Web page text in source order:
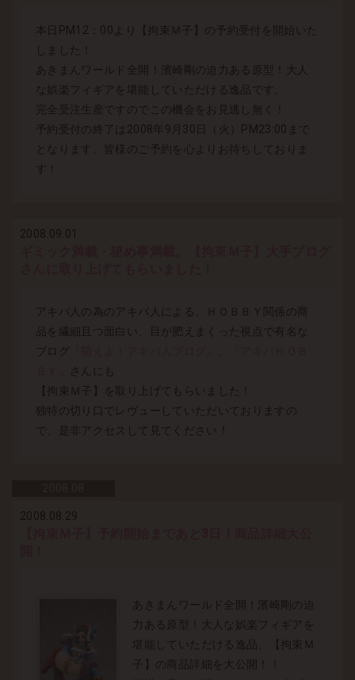
本日PM12：00より【拘束Ｍ子】の予約受付を開始いた
しました！
あきまんワールド全開！濱崎剛の迫力ある原型！大人
な娯楽フィギアを堪能していただける逸品です。
完全受注生産ですのでこの機会をお見逃し無く！
予約受付の終了は2008年9月30日（火）PM23:00まで
となります。皆様のご予約を心よりお待ちしておりま
す！
2008.09.01
アキバ人の為のアキバ人による、ＨＯＢＢＹ関係の商
品を繊細且つ面白い、目が肥えまくった視点で有名な
ブログ
さんにも
【拘束Ｍ子】を取り上げてもらいました！
独特の切り口でレヴューしていただいておりますの
で、是非アクセスして見てください！
2008.08.29
あきまんワールド全開！濱崎剛の迫
力ある原型！大人な娯楽フィギアを
堪能していただける逸品、【拘束Ｍ
子】の商品詳細を大公開！！